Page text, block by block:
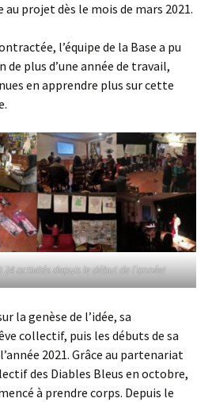
au projet dès le mois de mars 2021.
l’équipe de la Base a pu
plus d’une année de travail,
en apprendre plus sur cette
activités depuis le début de l’année!
la genèse de l’idée, sa
collectif, puis les débuts de sa
2021. Grâce au partenariat
des Diables Bleus en octobre,
à prendre corps. Depuis le